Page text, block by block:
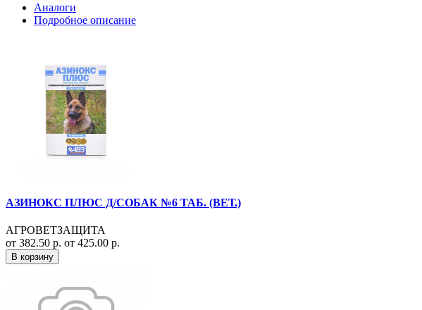
Аналоги
Подробное описание
АЗИНОКС ПЛЮС Д/СОБАК №6 ТАБ. (ВЕТ.)
АГРОВЕТЗАЩИТА
от 382.50 р. от 425.00 р.
В корзину